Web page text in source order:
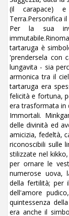
(il carapace)
Terra.Personifica
Per la sua
tartaruga è
'prendersela con
lungavita - sia
armonica tra il
tartaruga era
felicità e fortuna,
era trasformata in
Immortali.
delle divinità ed
amicizia, fedeltà,
riconoscibili sulle
stilizzate nel
per ornare le
numerose uova,
della fertilità; per
dell'amore
quintessenza
era anche il